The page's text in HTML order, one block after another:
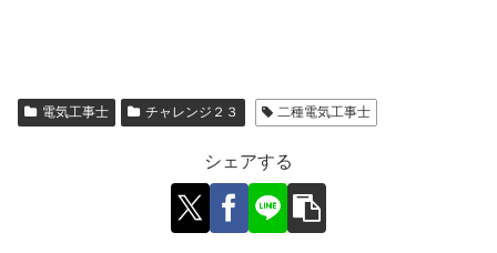
電気工事士 チャレンジ２３ 二種電気工事士
シェアする